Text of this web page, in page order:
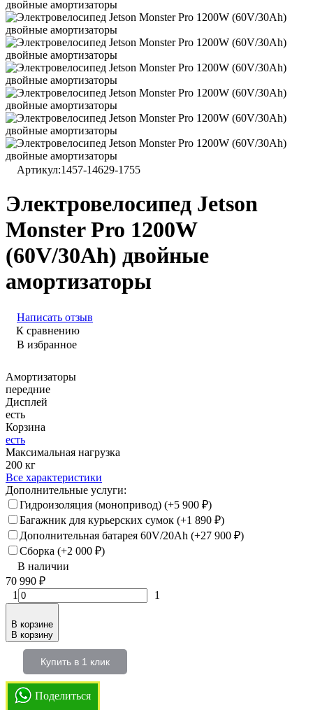
Артикул:1457-14629-1755
Электровелосипед Jetson
Monster Pro 1200W
(60V/30Ah) двойные
амортизаторы
Написать отзыв
К сравнению
В избранное
Амортизаторы
передние
Дисплей
есть
Корзина
есть
Максимальная нагрузка
200 кг
Все характеристики
Дополнительные услуги:
Гидроизоляция (монопривод) (+5 900 ₽)
Багажник для курьерских сумок (+1 890 ₽)
Дополнительная батарея 60V/20Ah (+27 900 ₽)
Сборка (+2 000 ₽)
В наличии
70 990 ₽
1
1
В корзине
В корзину
Купить в 1 клик
Поделиться